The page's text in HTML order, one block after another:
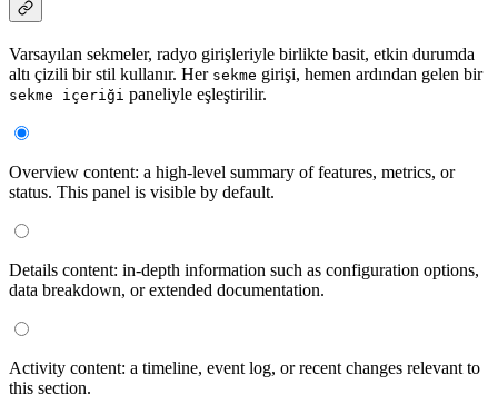
Varsayılan sekmeler, radyo girişleriyle birlikte basit, etkin durumda
altı çizili bir stil kullanır. Her sekme girişi, hemen ardından gelen bir
sekme içeriği paneliyle eşleştirilir.
Overview content: a high-level summary of features, metrics, or
status. This panel is visible by default.
Details content: in-depth information such as configuration options,
data breakdown, or extended documentation.
Activity content: a timeline, event log, or recent changes relevant to
this section.